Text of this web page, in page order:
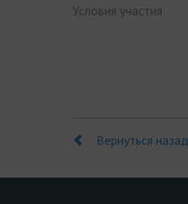
Условия участия
Вернуться назад